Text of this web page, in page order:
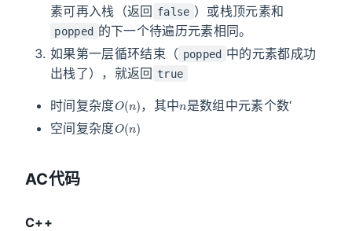
素可再入栈（返回 false ）或栈顶元素和
popped 的下一个待遍历元素相同。
如果第一层循环结束（ popped 中的元素都成功
出栈了），就返回 true
时间复杂度 ，其中 是数组中元素个数‘
空间复杂度
O (n)
AC代码
C++